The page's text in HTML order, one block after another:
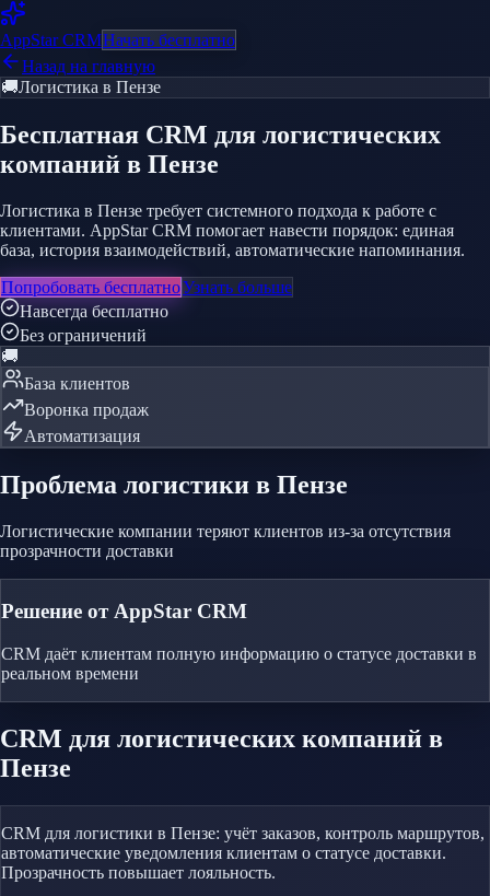
AppStarCRMНачать бесплатно
Назад на главную
🚚Логистика в Пензе
Бесплатная CRM для логистических
компаний в Пензе
Логистика в Пензе требует системного подхода к работе с
клиентами. AppStar CRM помогает навести порядок: единая
база, история взаимодействий, автоматические напоминания.
Попробовать бесплатноУзнать больше
Навсегда бесплатно
Без ограничений
🚚
База клиентов
Воронка продаж
Автоматизация
Проблема логистики в Пензе
Логистические компании теряют клиентов из-за отсутствия
прозрачности доставки
Решение от AppStar CRM
CRM даёт клиентам полную информацию о статусе доставки в
реальном времени
CRM для логистических компаний в
Пензе
CRM для логистики в Пензе: учёт заказов, контроль маршрутов,
автоматические уведомления клиентам о статусе доставки.
Прозрачность повышает лояльность.